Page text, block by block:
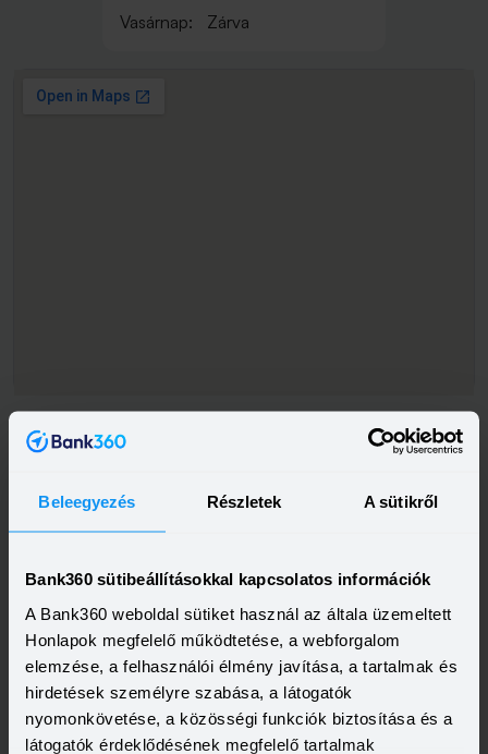
Beleegyezés Részletek A sütikről
Bank360 sütibeállításokkal kapcsolatos információk
A Bank360 weboldal sütiket használ az általa üzemeltett
Honlapok megfelelő működtetése, a webforgalom
elemzése, a felhasználói élmény javítása, a tartalmak és
hirdetések személyre szabása, a látogatók
nyomonkövetése, a közösségi funkciók biztosítása és a
látogatók érdeklődésének megfelelő tartalmak
Vasárnap:
Zárva